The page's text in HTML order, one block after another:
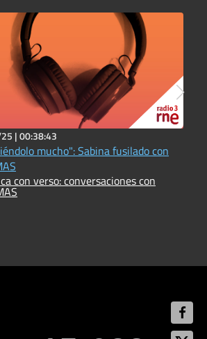
|00:38:43
mucho": Sabina fusilado con
con verso: conversaciones con